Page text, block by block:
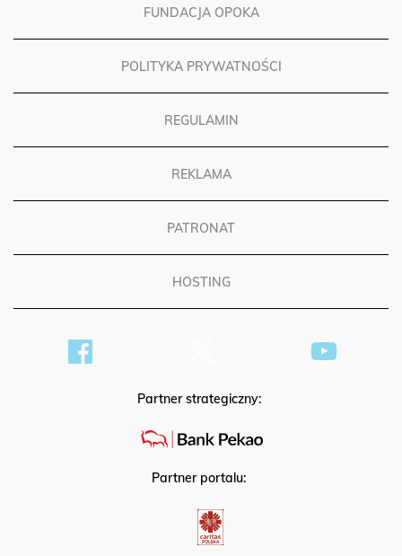
FUNDACJA OPOKA
POLITYKA PRYWATNOŚCI
REGULAMIN
REKLAMA
PATRONAT
HOSTING
Partner strategiczny:
Partner portalu: